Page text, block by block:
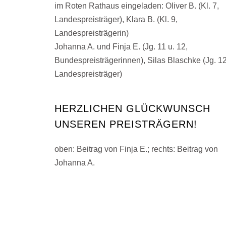
im Roten Rathaus eingeladen: Oliver B. (Kl. 7,
Landespreisträger), Klara B. (Kl. 9,
Landespreisträgerin)
Johanna A. und Finja E. (Jg. 11 u. 12,
Bundespreisträgerinnen), Silas Blaschke (Jg.
Landespreisträger)
HERZLICHEN GLÜCKWUNSCH
UNSEREN PREISTRÄGERN!
oben: Beitrag von Finja E.; rechts: Beitrag von
Johanna A.